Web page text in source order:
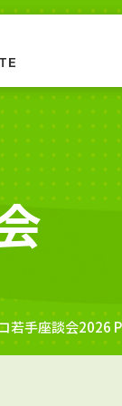
若手座談会2026